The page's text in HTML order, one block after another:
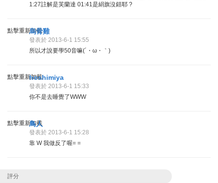
1:27註解是芙蘭達 01:41是絹旗沒錯耶 ?
點擊重新加載
烏骨雞
發表於 2013-6-1 15:55
所以才說要學50音嘛(´・ω・｀)
點擊重新加載hoshimiya
發表於 2013-6-1 15:33
你不是去睡覺了WWW
點擊重新加載
鳥人
發表於 2013-6-1 15:28
靠 W 我做反了喔= =
評分